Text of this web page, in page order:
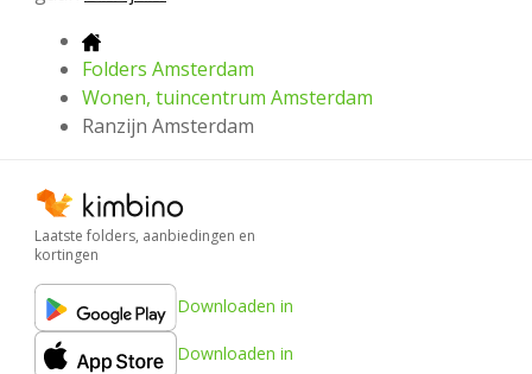
Folders Amsterdam
Wonen, tuincentrum Amsterdam
Ranzijn Amsterdam
Laatste folders, aanbiedingen en
kortingen
Downloaden in
Downloaden in